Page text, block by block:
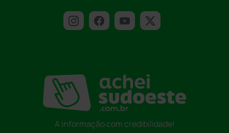
A informação com credibilidade!